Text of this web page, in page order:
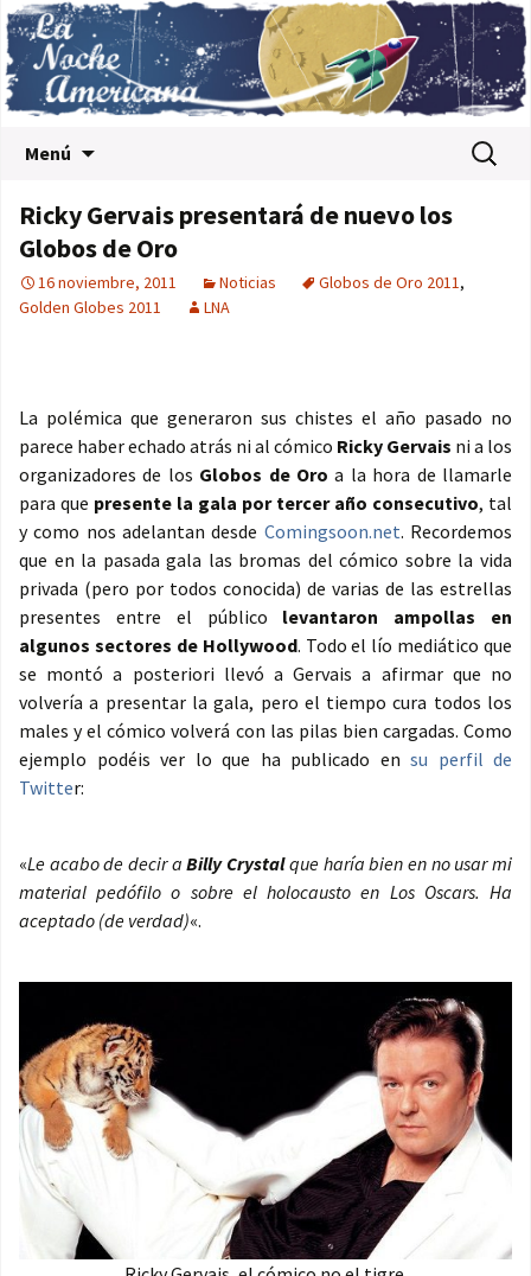
Menú Buscar:
Ricky Gervais presentará de nuevo los
Globos de Oro
16 noviembre, 2011 Noticias Globos de Oro 2011,
Golden Globes 2011
LNA
La polémica que generaron sus chistes el año pasado no
parece haber echado atrás ni al cómico Ricky Gervais ni a los
organizadores de los Globos de Oroa la hora de llamarle
para que presente la gala por tercer año consecutivo, tal
y como nos adelantan desde Comingsoon.net. Recordemos
que en la pasada gala las bromas del cómico sobre la vida
privada (pero por todos conocida) de varias de las estrellas
presentes entre el público levantaron ampollas en
algunos sectores de Hollywood. Todo el lío mediático que
se montó a posteriori llevó a Gervais a afirmar que no
volvería a presentar la gala, pero el tiempo cura todos los
males y el cómico volverá con las pilas bien cargadas. Como
ejemplo podéis ver lo que ha publicado en su perfil de
Twitter:
«Le acabo de decir aBilly Crystalque haría bien en no usar mi
material pedófilo o sobre el holocausto en Los Oscars. Ha
aceptado (de verdad)«.